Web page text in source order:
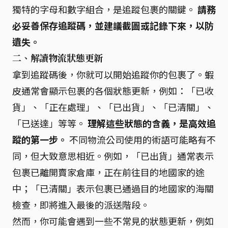
獨特的字母和數字組合，是追蹤包裹的關鍵。 請務
必妥善保存追蹤碼，並建議截圖或記錄下來，以防
遺失。
二、解讀物流狀態更新
拿到追蹤碼後，你就可以開始追蹤你的包裹了。蝦
皮通常會顯示包裹的各個狀態更新，例如：「已收
貨」、「正在處理」、「已出貨」、「已清關」、
「已送達」等等。 理解這些狀態的含義，是高效追
蹤的第一步。 不同物流公司使用的術語可能略有不
同，但大致意思相近。例如，「已出貨」通常表示
包裹已離開賣家倉庫，正在前往目的地國家的途
中；「已清關」表示包裹已通過目的地國家的海關
檢查，即將進入最後的派送階段。
然而，你可能會遇到一些不常見的狀態更新，例如